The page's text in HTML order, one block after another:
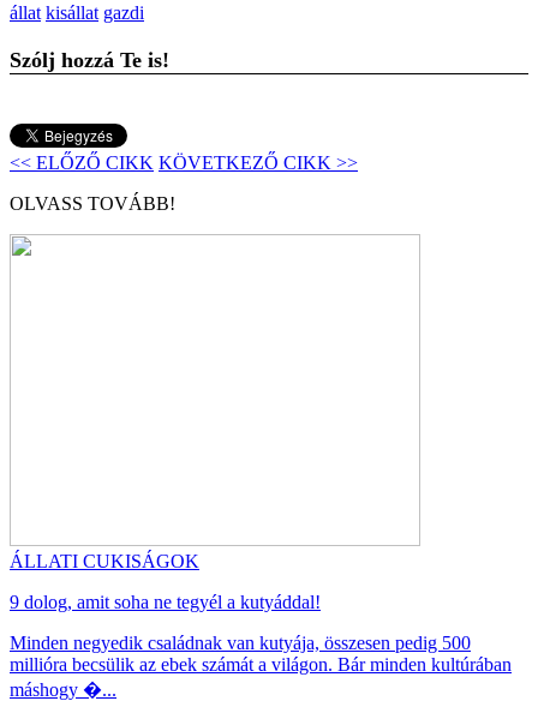
állat kisállat gazdi
Szólj hozzá Te is!
<< ELŐZŐ CIKK KÖVETKEZŐ CIKK >>
OLVASS TOVÁBB!
ÁLLATI CUKISÁGOK
9 dolog, amit soha ne tegyél a kutyáddal!
Minden negyedik családnak van kutyája, összesen pedig 500
millióra becsülik az ebek számát a világon. Bár minden kultúrában
máshogy �...